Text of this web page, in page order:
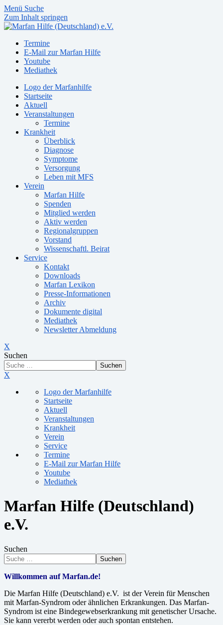
Menü Suche
Zum Inhalt springen
Termine
E-Mail zur Marfan Hilfe
Youtube
Mediathek
Logo der Marfanhilfe
Startseite
Aktuell
Veranstaltungen
Termine
Krankheit
Überblick
Diagnose
Symptome
Versorgung
Leben mit MFS
Verein
Marfan Hilfe
Spenden
Mitglied werden
Aktiv werden
Regionalgruppen
Vorstand
Wissenschaftl. Beirat
Service
Kontakt
Downloads
Marfan Lexikon
Presse-Informationen
Archiv
Dokumente digital
Mediathek
Newsletter Abmeldung
X
Suchen
Suchen
X
Logo der Marfanhilfe
Startseite
Aktuell
Veranstaltungen
Krankheit
Verein
Service
Termine
E-Mail zur Marfan Hilfe
Youtube
Mediathek
Marfan Hilfe (Deutschland)
e.V.
Suchen
Suchen
Willkommen auf Marfan.de!
Die Marfan Hilfe (Deutschland) e.V. ist der Verein für Menschen
mit Marfan-Syndrom oder ähnlichen Erkrankungen. Das Marfan-
Syndrom ist eine Bindegewebserkrankung mit genetischer Ursache.
Sie kann vererbt werden oder auch spontan entstehen.